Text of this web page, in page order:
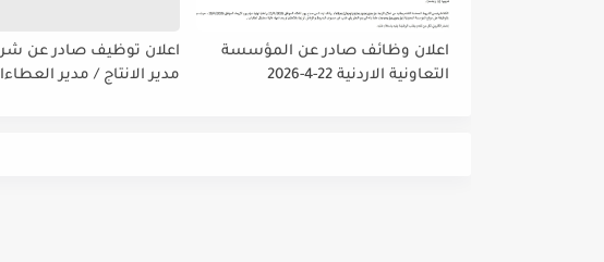
اعلان وظائف صادر عن المؤسسة
التعاونية الاردنية 22-4-2026
اعلان توظيف صادر عن
مدير الانتاج / مدير